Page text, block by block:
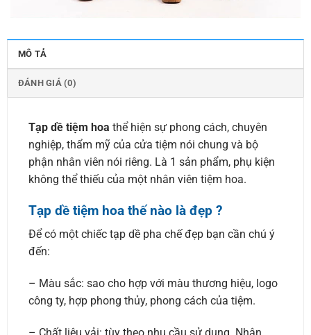
MÔ TẢ
ĐÁNH GIÁ (0)
Tạp dề tiệm hoa thể hiện sự phong cách, chuyên
nghiệp, thẩm mỹ của cửa tiệm nói chung và bộ
phận nhân viên nói riêng. Là 1 sản phẩm, phụ kiện
không thể thiếu của một nhân viên tiệm hoa.
Tạp dề tiệm hoa thế nào là đẹp ?
Để có một chiếc tạp dề pha chế đẹp bạn cần chú ý
đến:
– Màu sắc: sao cho hợp với màu thương hiệu, logo
công ty, hợp phong thủy, phong cách của tiệm.